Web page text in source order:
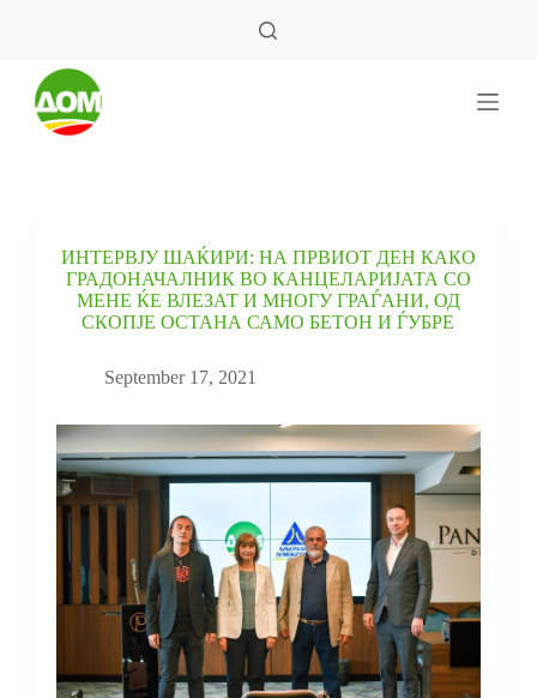
ИНТЕРВЈУ ШАЌИРИ: НА ПРВИОТ ДЕН КАКО
ГРАДОНАЧАЛНИК ВО КАНЦЕЛАРИЈАТА СО
МЕНЕ ЌЕ ВЛЕЗАТ И МНОГУ ГРАЃАНИ, ОД
СКОПЈЕ ОСТАНА САМО БЕТОН И ЃУБРЕ
September 17, 2021